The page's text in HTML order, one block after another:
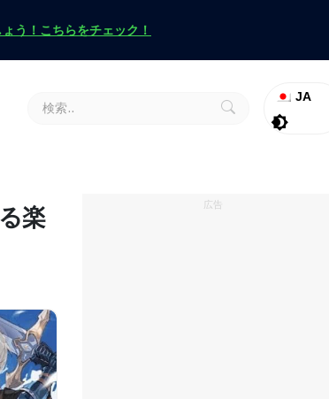
う！こちらをチェック！
JA
ヴァロラント
楽
広告